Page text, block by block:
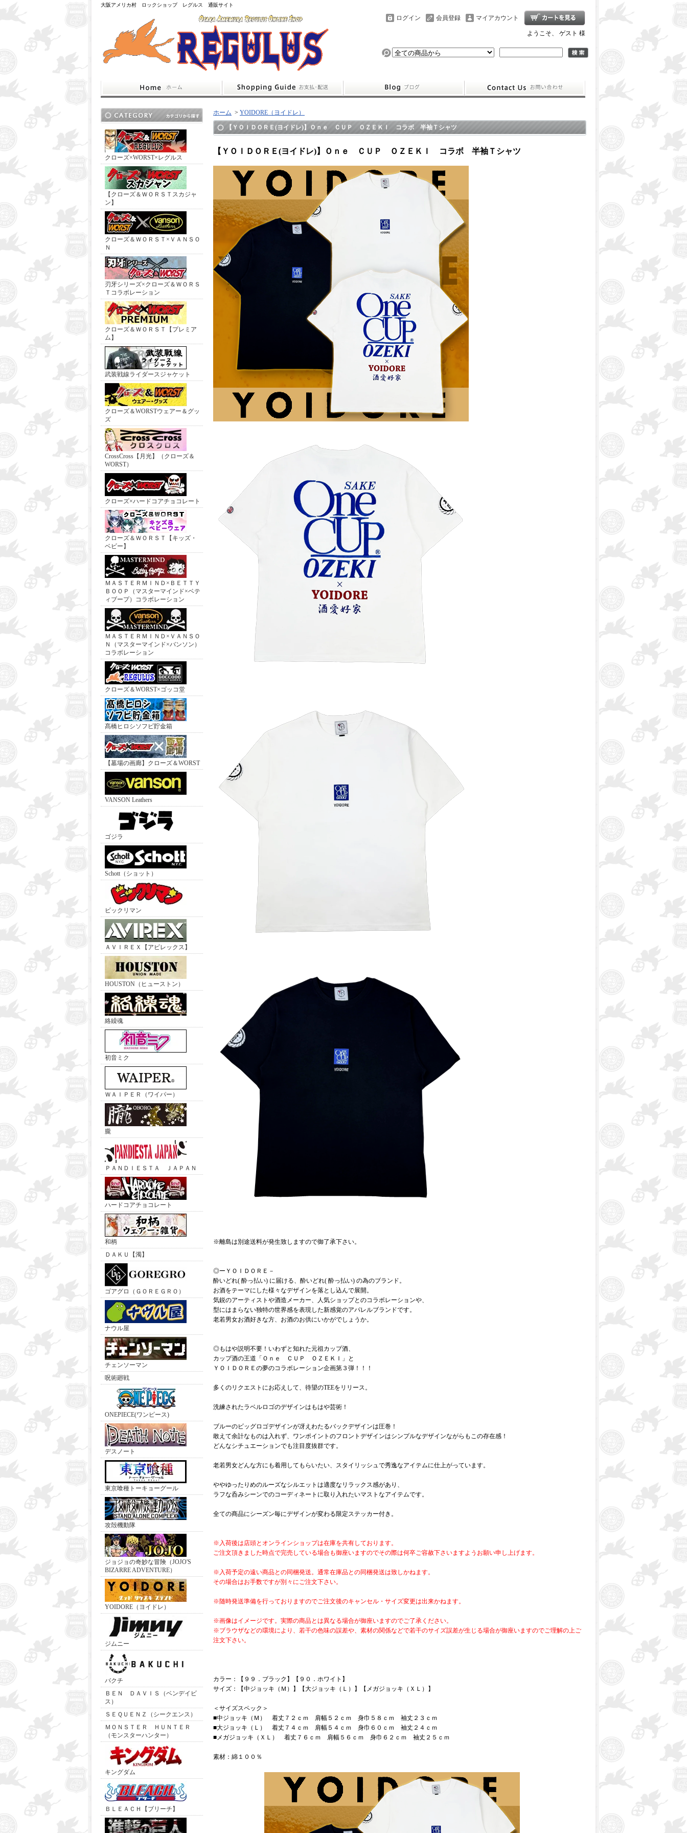
大阪アメリカ村 ロックショップ レグルス 通販サイト
マイアカウント
会員登録
ログイン
ようこそ、 ゲスト 様
クローズ×WORST×レグルス
【クローズ＆ＷＯＲＳＴスカジャ
ン】
クローズ＆ＷＯＲＳＴ×ＶＡＮＳＯ
Ｎ
刃牙シリーズ×クローズ＆ＷＯＲＳ
Ｔコラボレーション
クローズ＆ＷＯＲＳＴ【プレミア
ム】
武装戦線ライダースジャケット
クローズ＆WORSTウェアー＆グッ
ズ
CrossCross【月光】（クローズ＆
WORST）
クローズ×ハードコアチョコレート
クローズ＆ＷＯＲＳＴ【キッズ・
ベビー】
ＭＡＳＴＥＲＭＩＮＤ×ＢＥＴＴＹ
ＢＯＯＰ（マスターマインド×ベテ
ィブープ）コラボレーション
ＭＡＳＴＥＲＭＩＮＤ×ＶＡＮＳＯ
Ｎ（マスターマインド×バンソン）
コラボレーション
クローズ＆WORST×ゴッコ堂
髙橋ヒロシソフビ貯金箱
【墓場の画廊】クローズ＆WORST
VANSON Leathers
ゴジラ
Schott（ショット）
ビックリマン
ＡＶＩＲＥＸ【アビレックス】
HOUSTON（ヒューストン）
絡繰魂
初音ミク
ＷＡＩＰＥＲ（ワイパー）
朧
ＰＡＮＤＩＥＳＴＡ ＪＡＰＡＮ
ハードコアチョコレート
和柄
ＤＡＫＵ【濁】
ゴアグロ（ＧＯＲＥＧＲＯ）
ナウル屋
チェンソーマン
呪術廻戦
ONEPIECE(ワンピース)
デスノート
東京喰種トーキョーグール
攻殻機動隊
ジョジョの奇妙な冒険（JOJO'S
BIZARRE ADVENTURE）
YOIDORE（ヨイドレ）
ジムニー
バクチ
ＢＥＮ ＤＡＶＩＳ（ベンデイビ
ス）
ＳＥＱＵＥＮＺ（シークエンス）
ＭＯＮＳＴＥＲ ＨＵＮＴＥＲ
（モンスターハンター）
キングダム
ＢＬＥＡＣＨ【ブリーチ】
ホーム > YOIDORE（ヨイドレ）
【ＹＯＩＤＯＲＥ(ヨイドレ)】Ｏｎｅ ＣＵＰ ＯＺＥＫＩ コラボ 半袖Ｔシャツ
【ＹＯＩＤＯＲＥ(ヨイドレ)】Ｏｎｅ ＣＵＰ ＯＺＥＫＩ コラボ 半袖Ｔシャツ
※離島は別途送料が発生致しますので御了承下さい。
◎ーＹＯＩＤＯＲＥ－
酔いどれ( 酔っ払い) に届ける、酔いどれ( 酔っ払い) の為のブランド。
お酒をテーマにした様々なデザインを落とし込んで展開。
気鋭のアーティストや酒造メーカー、人気ショップとのコラボレーションや、
型にはまらない独特の世界感を表現した新感覚のアパレルブランドです。
老若男女お酒好きな方、お酒のお供にいかがでしょうか。
◎もはや説明不要！いわずと知れた元祖カップ酒、
カップ酒の王道「Ｏｎｅ ＣＵＰ ＯＺＥＫＩ」と
ＹＯＩＤＯＲＥの夢のコラボレーション企画第３弾！！！
多くのリクエストにお応えして、待望のTEEをリリース。
洗練されたラベルロゴのデザインはもはや芸術！
ブルーのビッグロゴデザインが冴えわたるバックデザインは圧巻！
敢えて余計なものは入れず、ワンポイントのフロントデザインはシンプルなデザインながらもこの存在感！
どんなシチュエーションでも注目度抜群です。
老若男女どんな方にも着用してもらいたい、スタイリッシュで秀逸なアイテムに仕上がっています。
ややゆったりめのルーズなシルエットは適度なリラックス感があり、
ラフな呑みシーンでのコーディネートに取り入れたいマストなアイテムです。
全ての商品にシーズン毎にデザインが変わる限定ステッカー付き。
※入荷後は店頭とオンラインショップは在庫を共有しております。
ご注文頂きました時点で完売している場合も御座いますのでその際は何卒ご容赦下さいますようお願い申し上げます。
※入荷予定の遠い商品との同梱発送。通常在庫品との同梱発送は致しかねます。
その場合はお手数ですが別々にご注文下さい。
※随時発送準備を行っておりますのでご注文後のキャンセル・サイズ変更は出来かねます。
※画像はイメージです。実際の商品とは異なる場合が御座いますのでご了承ください。
※ブラウザなどの環境により、若干の色味の誤差や、素材の関係などで若干のサイズ誤差が生じる場合が御座いますのでご理解の上ご
注文下さい。
カラー：【９９．ブラック】【９０．ホワイト】
サイズ：【中ジョッキ（Ｍ）】【大ジョッキ（Ｌ）】【メガジョッキ（ＸＬ）】
＜サイズスペック＞
■中ジョッキ（Ｍ） 着丈７２ｃｍ 肩幅５２ｃｍ 身巾５８ｃｍ 袖丈２３ｃｍ
■大ジョッキ（Ｌ） 着丈７４ｃｍ 肩幅５４ｃｍ 身巾６０ｃｍ 袖丈２４ｃｍ
■メガジョッキ（ＸＬ） 着丈７６ｃｍ 肩幅５６ｃｍ 身巾６２ｃｍ 袖丈２５ｃｍ
素材：綿１００％